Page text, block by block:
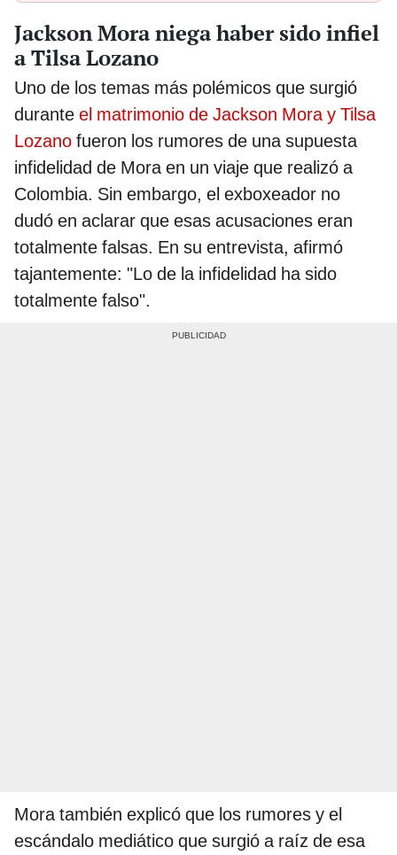
Jackson Mora niega haber sido infiel
a Tilsa Lozano
Uno de los temas más polémicos que surgió
durante el matrimonio de Jackson Mora y Tilsa
Lozano fueron los rumores de una supuesta
infidelidad de Mora en un viaje que realizó a
Colombia. Sin embargo, el exboxeador no
dudó en aclarar que esas acusaciones eran
totalmente falsas. En su entrevista, afirmó
tajantemente: "Lo de la infidelidad ha sido
totalmente falso".
Mora también explicó que los rumores y el
escándalo mediático que surgió a raíz de esa